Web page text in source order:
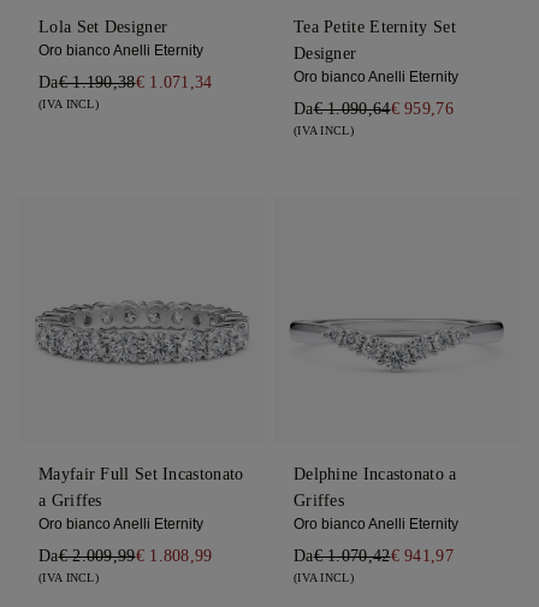
Lola Set Designer
Oro bianco Anelli Eternity
Da€ 1.190,38€ 1.071,34
(IVA INCL)
Tea Petite Eternity Set
Designer
Oro bianco Anelli Eternity
Da€ 1.090,64€ 959,76
(IVA INCL)
Mayfair Full Set Incastonato
a Griffes
Oro bianco Anelli Eternity
Da€ 2.009,99€ 1.808,99
(IVA INCL)
Delphine Incastonato a
Griffes
Oro bianco Anelli Eternity
Da€ 1.070,42€ 941,97
(IVA INCL)